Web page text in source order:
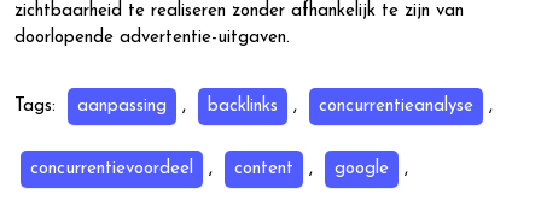
zichtbaarheid te realiseren zonder afhankelijk te zijn van
doorlopende advertentie-uitgaven.
Tags: aanpassing , backlinks , concurrentieanalyse ,
concurrentievoordeel , content , google ,